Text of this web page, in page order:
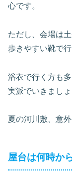
心です。
ただし、会場は
歩きやすい靴で行
浴衣で行く方も
実派でいきましょ
夏の河川敷、意
屋台は何時か